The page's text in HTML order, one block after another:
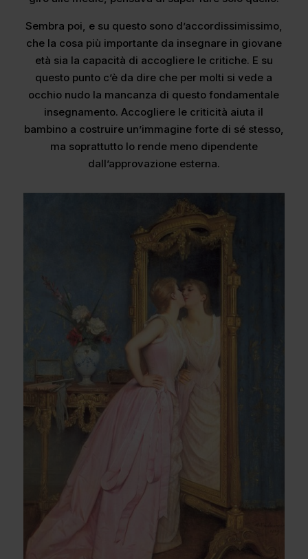
Sembra poi, e su questo sono d’accordissimissimo,
che la cosa più importante da insegnare in giovane
età sia la capacità di accogliere le critiche. E su
questo punto c’è da dire che per molti si vede a
occhio nudo la mancanza di questo fondamentale
insegnamento. Accogliere le criticità aiuta il
bambino a costruire un’immagine forte di sé stesso,
ma soprattutto lo rende meno dipendente
dall’approvazione esterna.